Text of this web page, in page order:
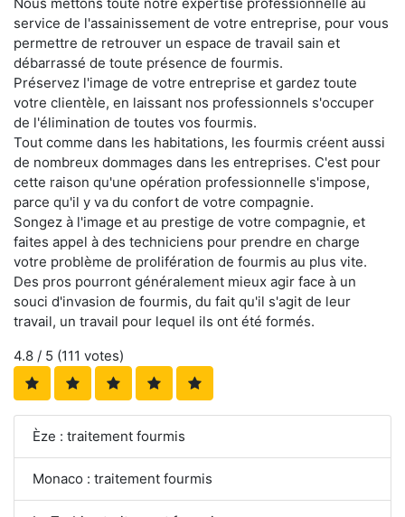
Nous mettons toute notre expertise professionnelle au
service de l'assainissement de votre entreprise, pour vous
permettre de retrouver un espace de travail sain et
débarrassé de toute présence de fourmis.
Préservez l'image de votre entreprise et gardez toute
votre clientèle, en laissant nos professionnels s'occuper
de l'élimination de toutes vos fourmis.
Tout comme dans les habitations, les fourmis créent aussi
de nombreux dommages dans les entreprises. C'est pour
cette raison qu'une opération professionnelle s'impose,
parce qu'il y va du confort de votre compagnie.
Songez à l'image et au prestige de votre compagnie, et
faites appel à des techniciens pour prendre en charge
votre problème de prolifération de fourmis au plus vite.
Des pros pourront généralement mieux agir face à un
souci d'invasion de fourmis, du fait qu'il s'agit de leur
travail, un travail pour lequel ils ont été formés.
4.8 / 5 (111 votes)
Èze : traitement fourmis
Monaco : traitement fourmis